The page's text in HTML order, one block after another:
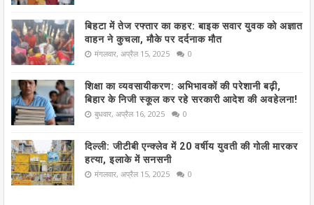
बिहटा में तेज रफ्तार का कहर: बाइक सवार युवक को अज्ञात
वाहन ने कुचला, मौके पर दर्दनाक मौत
मंगलवार, अप्रैल 15, 2025 0
शिक्षा का व्यवसायीकरण: अभिभावकों की परेशानी बढ़ी,
बिहार के निजी स्कूल कर रहे सरकारी आदेश की अवहेलना!
बुधवार, अप्रैल 16, 2025 0
दिल्ली: जीटीबी एन्क्लेव में 20 वर्षीय युवती की गोली मारकर
हत्या, इलाके में सनसनी
मंगलवार, अप्रैल 15, 2025 0